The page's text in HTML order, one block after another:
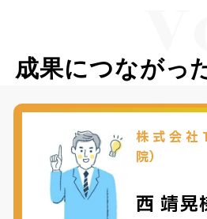
成果につながっ
株式会社
院）
西 靖晃